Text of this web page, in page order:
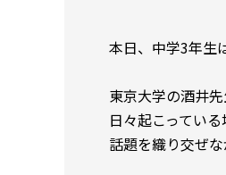
本日、中学3年生
東京大学の酒井
日々起こってい
話題を織り交ぜ